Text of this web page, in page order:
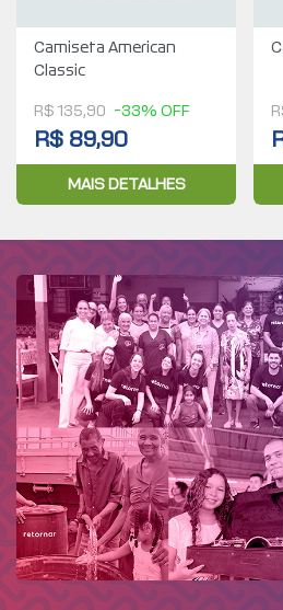
Camiseta American
Classic
R$ 135,90 -33% OFF
R$ 89,90
MAIS DETALHES